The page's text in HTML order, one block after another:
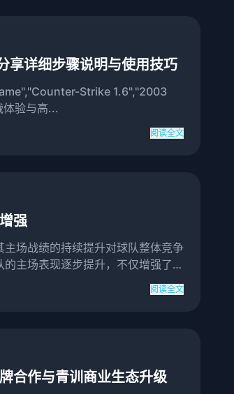
享详细步骤说明与使用技巧
Strike 1.6","2003
验与高...
阅读全文
强
场战绩的持续提升对球队整体竞争
主场表现逐步提升，不仅增强了球
阅读全文
合作与青训商业生态升级